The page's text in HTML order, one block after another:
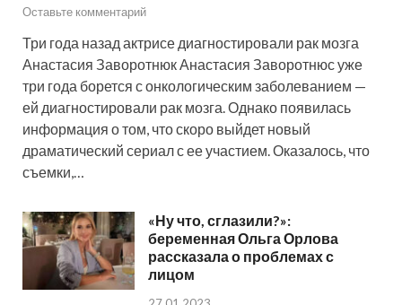
Оставьте комментарий
Три года назад актрисе диагностировали рак мозга
Анастасия Заворотнюк Анастасия Заворотнюс уже
три года борется с онкологическим заболеванием —
ей диагностировали рак мозга. Однако появилась
информация о том, что скоро выйдет новый
драматический сериал с ее участием. Оказалось, что
съемки,…
«Ну что, сглазили?»:
беременная Ольга Орлова
рассказала о проблемах с
лицом